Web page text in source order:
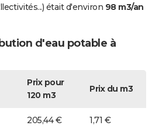
était d'environ 98 m3/an
d'eau potable à
Prix pour
120 m3
Prix du m3
205,44 € 1,71 €